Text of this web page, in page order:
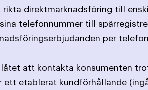
direktmarknadsföring till
telefonnummer till
per
att kontakta konsumenten
etablerat kundförhållande